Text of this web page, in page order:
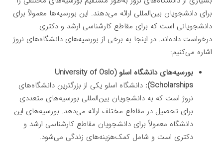
برای دانشجویان بین‌المللی ارائه می‌دهند. این بورسیه‌ها معمولاً برای
دانشجویانی است که برای مقاطع کارشناسی ارشد و دکتری
درخواست داده‌اند. در اینجا به برخی از بورسیه‌های دانشگاه‌های نروژ
اشاره می‌کنیم:
بورسیه‌های دانشگاه اسلو (University of Oslo
Scholarships): دانشگاه اسلو یکی از بزرگترین دانشگاه‌های
نروژ است که به دانشجویان بین‌المللی بورسیه‌های متعددی
برای تحصیل در مقاطع مختلف ارائه می‌دهد. بورسیه‌های این
دانشگاه معمولاً برای دانشجویان مقاطع کارشناسی ارشد و
دکتری است و شامل کمک‌هزینه‌های زندگی می‌شود.